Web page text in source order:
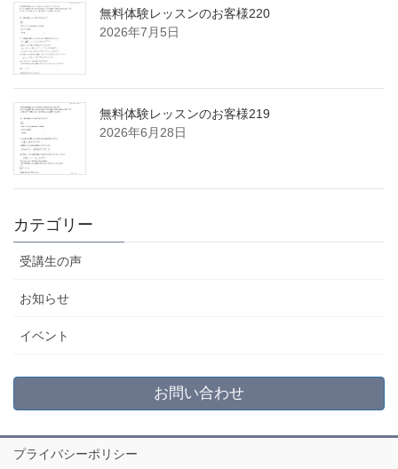
無料体験レッスンのお客様220
2026年7月5日
無料体験レッスンのお客様219
2026年6月28日
カテゴリー
受講生の声
お知らせ
イベント
お問い合わせ
プライバシーポリシー